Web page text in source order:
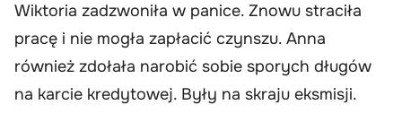
Wiktoria zadzwoniła w panice. Znowu straciła
pracę i nie mogła zapłacić czynszu. Anna
również zdołała narobić sobie sporych długów
na karcie kredytowej. Były na skraju eksmisji.